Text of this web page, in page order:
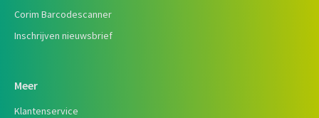
Corim Barcodescanner
Inschrijven nieuwsbrief
Meer
Klantenservice